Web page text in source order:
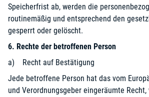
Speicherfrist ab, werden die
routinemäßig und entsprechend den
gesperrt oder gelöscht.
6. Rechte der betroffenen Person
a) Recht auf Bestätigung
Jede betroffene Person hat das vom
und Verordnungsgeber eingeräumte